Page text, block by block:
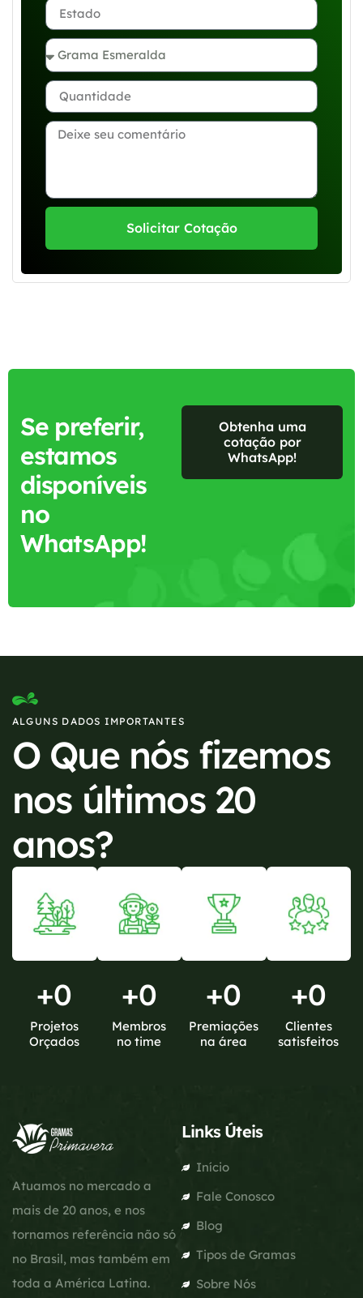
Solicitar Cotação
Se preferir,
estamos
disponíveis
no
WhatsApp!
Obtenha uma
cotação por
WhatsApp!
ALGUNS DADOS IMPORTANTES
O Que nós fizemos
nos últimos 20
anos?
+0
Projetos
Orçados
+0
Membros
no time
+0
Premiações
na área
+0
Clientes
satisfeitos
Atuamos no mercado a
mais de 20 anos, e nos
tornamos referência não só
no Brasil, mas também em
toda a América Latina.
Links Úteis
Início
Fale Conosco
Blog
Tipos de Gramas
Sobre Nós